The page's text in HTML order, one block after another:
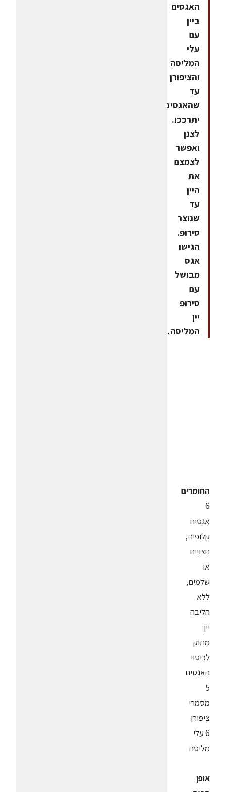
האגסים
ביין
עם
עלי
המליסה
והציפורן
עד
שהאגסים
יתרככו.
לצנן
ואפשר
לצמצם
את
היין
עד
שנוצר
סירופ.
הגישו
אגס
מבושל
עם
סירופ
יין
המליסה.
החומרים
6
אגסים
קלופים,
חצויים
או
שלמים,
ללא
הליבה
יין
מתוק
לכיסוי
האגסים
5
מסמרי
ציפורן
6 עלי
מליסה
אופן